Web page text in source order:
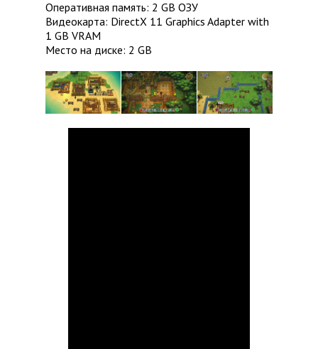
Оперативная память: 2 GB ОЗУ
Видеокарта: DirectX 11 Graphics Adapter with
1 GB VRAM
Место на диске: 2 GB